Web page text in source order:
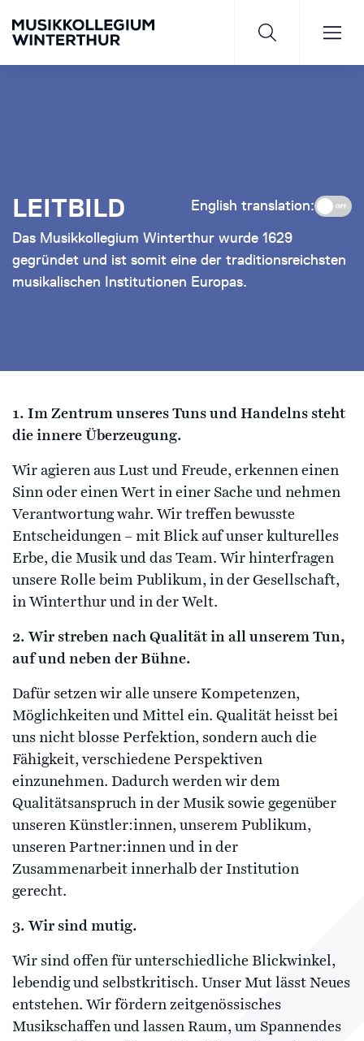
JETZT ENTDECKEN
LEITBILD
Das Musikkollegium Winterthur wurde 1629
gegründet und ist somit eine der traditionsreichsten
musikalischen Institutionen Europas.
English translation:
1. Im Zentrum unseres Tuns und Handelns steht
die innere Überzeugung.
Wir agieren aus Lust und Freude, erkennen einen
Sinn oder einen Wert in einer Sache und nehmen
Verantwortung wahr. Wir treffen bewusste
Entscheidungen – mit Blick auf unser kulturelles
Erbe, die Musik und das Team. Wir hinterfragen
unsere Rolle beim Publikum, in der Gesellschaft,
in Winterthur und in der Welt.
2. Wir streben nach Qualität in all unserem Tun,
auf und neben der Bühne.
Dafür setzen wir alle unsere Kompetenzen,
Möglichkeiten und Mittel ein. Qualität heisst bei
uns nicht blosse Perfektion, sondern auch die
Fähigkeit, verschiedene Perspektiven
einzunehmen. Dadurch werden wir dem
Qualitätsanspruch in der Musik sowie gegenüber
unseren Künstler:innen, unserem Publikum,
unseren Partner:innen und in der
Zusammenarbeit innerhalb der Institution
gerecht.
3. Wir sind mutig.
Wir sind offen für unterschiedliche Blickwinkel,
lebendig und selbstkritisch. Unser Mut lässt Neues
entstehen. Wir fördern zeitgenössisches
Musikschaffen und lassen Raum, um Spannendes